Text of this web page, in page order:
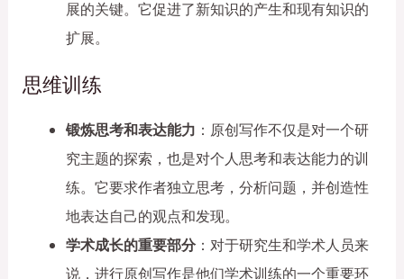
展的关键。它促进了新知识的产生和现有知识的
扩展。
思维训练
锻炼思考和表达能力 ：原创写作不仅是对一个研
究主题的探索，也是对个人思考和表达能力的训
练。它要求作者独立思考，分析问题，并创造性
地表达自己的观点和发现。
学术成长的重要部分：对于研究生和学术人员来
说，进行原创写作是他们学术训练的一个重要环